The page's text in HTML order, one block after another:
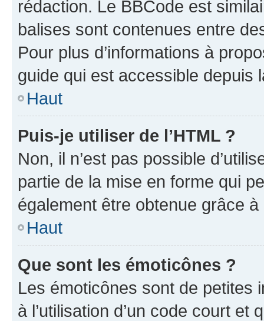
rédaction. Le BBCode est
balises sont contenues entre
Pour plus d’informations à
guide qui est accessible depuis
Haut
Puis-je utiliser de l’HTML ?
Non, il n’est pas possible
partie de la mise en forme qui
également être obtenue grâce à
Haut
Que sont les émoticônes ?
Les émoticônes sont de petites
à l’utilisation d’un code court et